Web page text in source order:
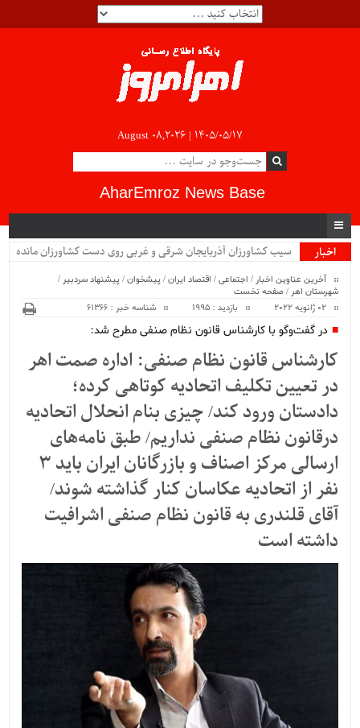
August 08,2026 | ۱۴۰۵/۰۵/۱۷
AharEmroz News Base
اخبار
سیب کشاورزان آذربایجان شرقی و غربی روی دست کشاورزان مانده
آخرین عناوین اخبار / اجتماعی/ اقتصاد ایران/پیشخوان/پیشنهاد سردبیر /
شهرستان اهر /صفحه نخست
02 ژانویه 2022
بازدید : 1995 شناسه خبر : 61366
در گفت‌و‌گو با کارشناس قانون نظام صنفی مطرح شد:
کارشناس قانون نظام صنفی: اداره صمت اهر
در تعیین تکلیف اتحادیه کوتاهی کرده؛
دادستان ورود کند/ چیزی بنام انحلال اتحادیه
درقانون نظام صنفی نداریم/ طبق نامه‌های
ارسالی مرکز اصناف و بازرگانان ایران باید ۳
نفر از اتحادیه عکاسان کنار گذاشته شوند/
آقای قلندری به قانون نظام صنفی اشرافیت
داشته است